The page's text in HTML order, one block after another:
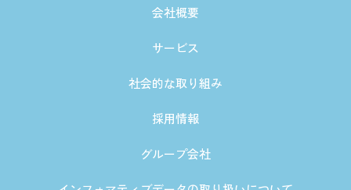
会社概要
サービス
社会的な取り組み
採用情報
グループ会社